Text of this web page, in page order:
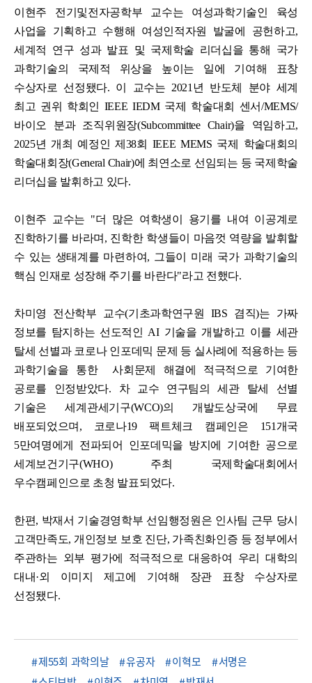
이현주 전기및전자공학부 교수는 여성과학기술인 육성
사업을 기획하고 수행해 여성인적자원 발굴에 공헌하고,
세계적 연구 성과 발표 및 국제학술 리더십을 통해 국가
과학기술의 국제적 위상을 높이는 일에 기여해 표창
수상자로 선정됐다. 이 교수는 2021년 반도체 분야 세계
최고 권위 학회인 IEEE IEDM 국제 학술대회 센서/MEMS/
바이오 분과 조직위원장(Subcommittee Chair)을 역임하고,
2025년 개최 예정인 제38회 IEEE MEMS 국제 학술대회의
학술대회장(General Chair)에 최연소로 선임되는 등 국제학술
리더십을 발휘하고 있다.
이현주 교수는 "더 많은 여학생이 용기를 내여 이공계로
진학하기를 바라며, 진학한 학생들이 마음껏 역량을 발휘할
수 있는 생태계를 마련하여, 그들이 미래 국가 과학기술의
핵심 인재로 성장해 주기를 바란다"라고 전했다.
차미영 전산학부 교수(기초과학연구원 IBS 겸직)는 가짜
정보를 탐지하는 선도적인 AI 기술을 개발하고 이를 세관
탈세 선별과 코로나 인포데믹 문제 등 실사례에 적용하는 등
과학기술을 통한 사회문제 해결에 적극적으로 기여한
공로를 인정받았다. 차 교수 연구팀의 세관 탈세 선별
기술은 세계관세기구(WCO)의 개발도상국에 무료
배포되었으며, 코로나19 팩트체크 캠페인은 151개국
5만여명에게 전파되어 인포데믹을 방지에 기여한 공으로
세계보건기구(WHO) 주최 국제학술대회에서
우수캠페인으로 초청 발표되었다.
한편, 박재서 기술경영학부 선임행정원은 인사팀 근무 당시
고객만족도, 개인정보 보호 진단, 가족친화인증 등 정부에서
주관하는 외부 평가에 적극적으로 대응하여 우리 대학의
대내·외 이미지 제고에 기여해 장관 표창 수상자로
선정됐다.
제55회 과학의날 유공자 이혁모
서명은